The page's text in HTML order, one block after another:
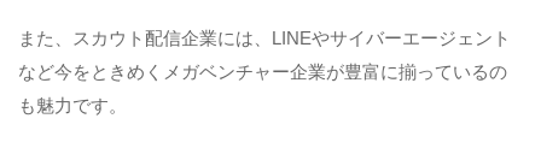
また、スカウト配信企業には、LINEやサイバーエージェント
など今をときめくメガベンチャー企業が豊富に揃っているの
も魅力です。